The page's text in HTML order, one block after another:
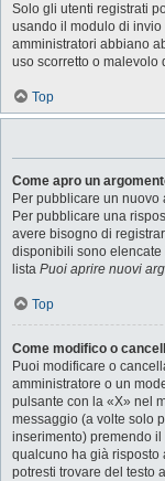
Solo gli utenti registrati
usando il modulo di
amministratori abbiano
uso scorretto o malevolo
Top
Come apro un
Per pubblicare un nuovo
Per pubblicare una
avere bisogno di
disponibili sono elencate
lista Puoi aprire nuovi
Top
Come modifico o
Puoi modificare o
amministratore o un
pulsante con la «X» nel
messaggio (a volte solo
inserimento) premendo il
qualcuno ha già risposto
potresti trovare del testo